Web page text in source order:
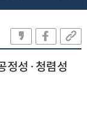
정성·청렴성